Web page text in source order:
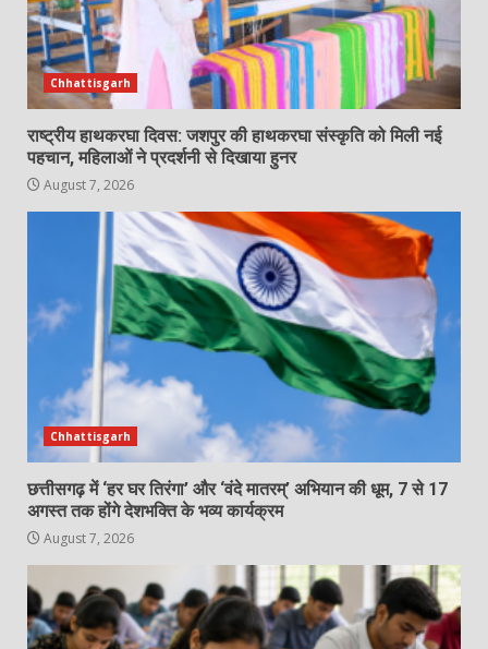
Chhattisgarh
राष्ट्रीय हाथकरघा दिवस: जशपुर की हाथकरघा संस्कृति को मिली नई
पहचान, महिलाओं ने प्रदर्शनी से दिखाया हुनर
August 7, 2026
Chhattisgarh
छत्तीसगढ़ में ‘हर घर तिरंगा’ और ‘वंदे मातरम्’ अभियान की धूम, 7 से 17
अगस्त तक होंगे देशभक्ति के भव्य कार्यक्रम
August 7, 2026